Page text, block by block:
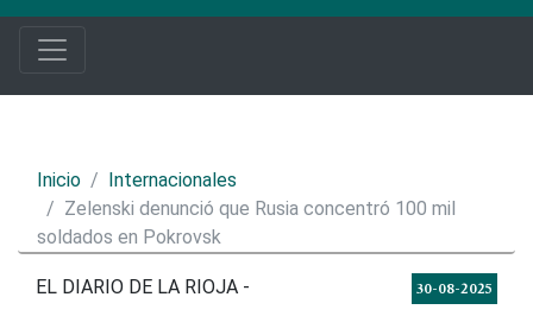
Inicio
Internacionales
Zelenski denunció que Rusia concentró 100 mil
soldados en Pokrovsk
30-08-2025
EL DIARIO DE LA RIOJA -